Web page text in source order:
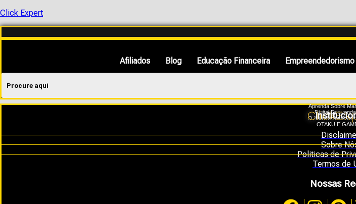
Click Expert
Afiliados Blog Educação Financeira
Aprenda Sobre
Digital
O Mundo Da
OTAKU E
Sobre
Politicas de
Termos de
Nossas